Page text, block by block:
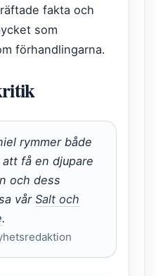
fakta och
som
förhandlingarna.
rymmer både
att få en djupare
och dess
vår Salt och
.